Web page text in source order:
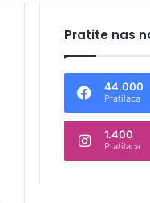
Pratite nas
44.000
Pratilaca
1.400
Pratilaca